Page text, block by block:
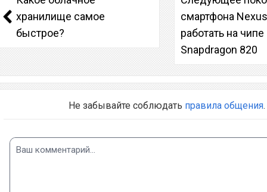
хранилище самое
быстрое?
смартфона
работать на чипе
Snapdragon 820
Не забывайте соблюдать правила общения.